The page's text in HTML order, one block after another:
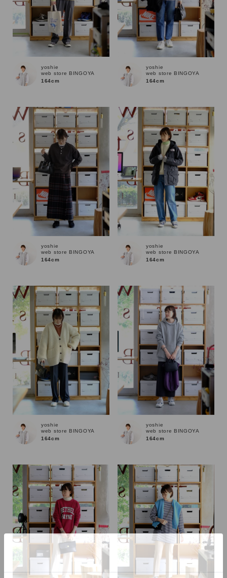
キーワード
性別
カテゴリ
サイズ
ブランド
yoshie
web store BINGOYA
164cm
yoshie
web store BINGOYA
164cm
yoshie
web store BINGOYA
164cm
yoshie
web store BINGOYA
164cm
yoshie
web store BINGOYA
164cm
yoshie
web store BINGOYA
164cm